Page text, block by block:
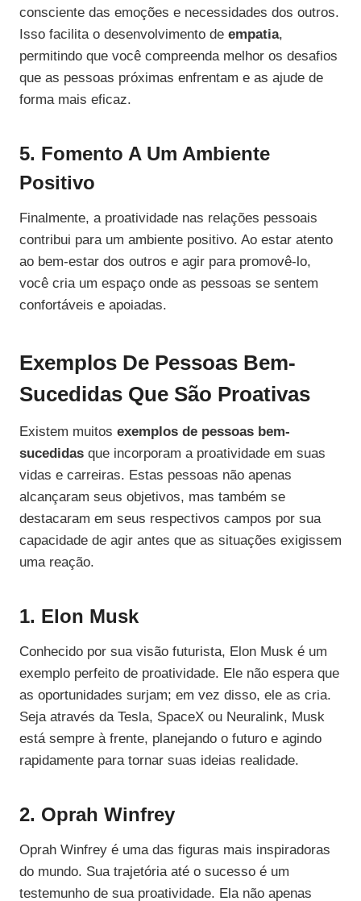
consciente das emoções e necessidades dos outros.
Isso facilita o desenvolvimento de empatia,
permitindo que você compreenda melhor os desafios
que as pessoas próximas enfrentam e as ajude de
forma mais eficaz.
5. Fomento A Um Ambiente
Positivo
Finalmente, a proatividade nas relações pessoais
contribui para um ambiente positivo. Ao estar atento
ao bem-estar dos outros e agir para promovê-lo,
você cria um espaço onde as pessoas se sentem
confortáveis e apoiadas.
Exemplos De Pessoas Bem-
Sucedidas Que São Proativas
Existem muitos exemplos de pessoas bem-
sucedidas que incorporam a proatividade em suas
vidas e carreiras. Estas pessoas não apenas
alcançaram seus objetivos, mas também se
destacaram em seus respectivos campos por sua
capacidade de agir antes que as situações exigissem
uma reação.
1. Elon Musk
Conhecido por sua visão futurista, Elon Musk é um
exemplo perfeito de proatividade. Ele não espera que
as oportunidades surjam; em vez disso, ele as cria.
Seja através da Tesla, SpaceX ou Neuralink, Musk
está sempre à frente, planejando o futuro e agindo
rapidamente para tornar suas ideias realidade.
2. Oprah Winfrey
Oprah Winfrey é uma das figuras mais inspiradoras
do mundo. Sua trajetória até o sucesso é um
testemunho de sua proatividade. Ela não apenas